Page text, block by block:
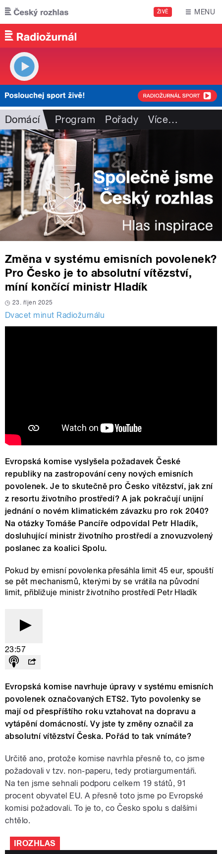
Přejít k hlavnímu obsahu
ŽIVĚ MENU
Domácí Program Pořady Více…
Změna v systému emisních povolenek?
Pro Česko je to absolutní vítězství,
míní končící ministr Hladík
23. říjen 2025
Dvacet minut Radiožurnálu
Evropská komise vyslyšela požadavek České
republiky na zastropování ceny nových emisních
povolenek. Je to skutečně pro Česko vítězství, jak zní
z resortu životního prostředí? A jak pokračují unijní
jednání o novém klimatickém závazku pro rok 2040?
Na otázky Tomáše Pancíře odpovídal Petr Hladík,
dosluhující ministr životního prostředí a znovuzvolený
poslanec za koalici Spolu.
Pokud by emisní povolenka přesáhla limit 45 eur, spouští
se pět mechanismů, kterými by se vrátila na původní
limit, přibližuje ministr životního prostředí Petr Hladík
23:57
Evropská komise navrhuje úpravy v systému emisních
povolenek označovaných ETS2. Tyto povolenky se
mají od přespříštího roku vztahovat na dopravu a
vytápění domácností. Vy jste ty změny označil za
absolutní vítězství Česka. Pořád to tak vnímáte?
Určitě ano, protože komise navrhla přesně to, co jsme
požadovali v tzv. non-paperu, tedy protiargumentáři.
Na ten jsme sehnali podporu celkem 19 států, 91
procent obyvatel EU. A přesně toto jsme po Evropské
komisi požadovali. To je to, co Česko spolu s dalšími
chtělo.
IROZHLAS